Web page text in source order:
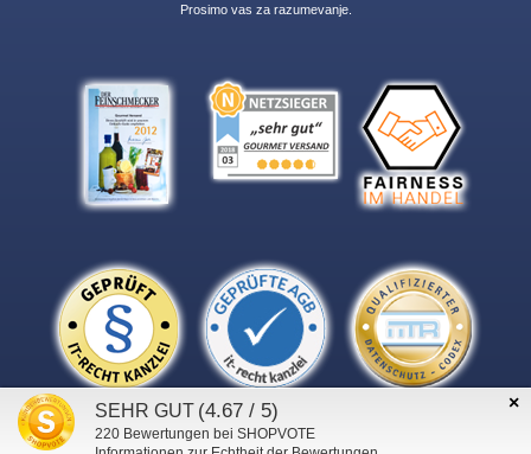
Prosimo vas za razumevanje.
×
SEHR GUT (4.67 / 5)
220 Bewertungen bei SHOPVOTE